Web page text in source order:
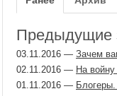
Предыдущие
03.11.2016 — Зачем
02.11.2016 — На
01.11.2016 — Блогеры.